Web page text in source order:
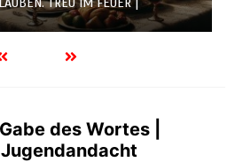
des Wortes |
Jugendandacht